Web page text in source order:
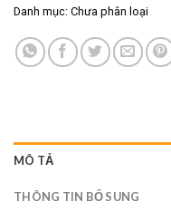
Danh mục: Chưa phân loại
MÔ TẢ
THÔNG TIN BỔ SUNG